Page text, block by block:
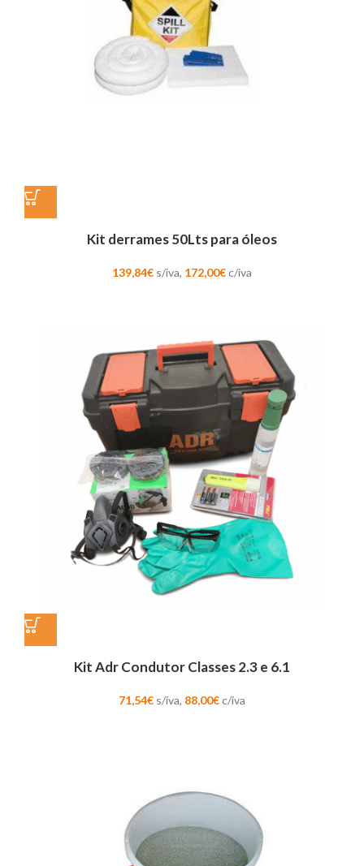
Kit derrames 50Lts para óleos
139,84€ s/iva, 172,00€c/iva
Kit Adr Condutor Classes 2.3 e 6.1
71,54€ s/iva, 88,00€c/iva